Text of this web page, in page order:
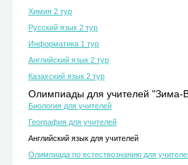
Химия 2 тур
Русский язык 2 тур
Информатика 1 тур
Английский язык 2 тур
Казахский язык 2 тур
Олимпиады для учителей "Зима-
Биология для учителей
География для учителей
Английский язык для учителей
Олимпиада по естествознанию для